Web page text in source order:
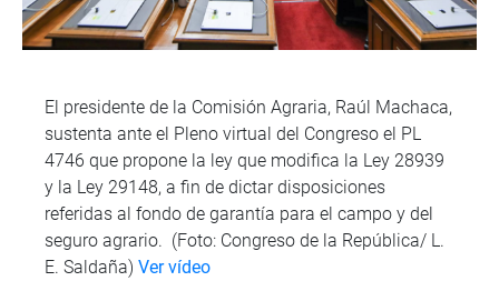
El presidente de la Comisión Agraria, Raúl Machaca,
sustenta ante el Pleno virtual del Congreso el PL
4746 que propone la ley que modifica la Ley 28939
y la Ley 29148, a fin de dictar disposiciones
referidas al fondo de garantía para el campo y del
seguro agrario. (Foto: Congreso de la República/ L.
E. Saldaña) Ver vídeo